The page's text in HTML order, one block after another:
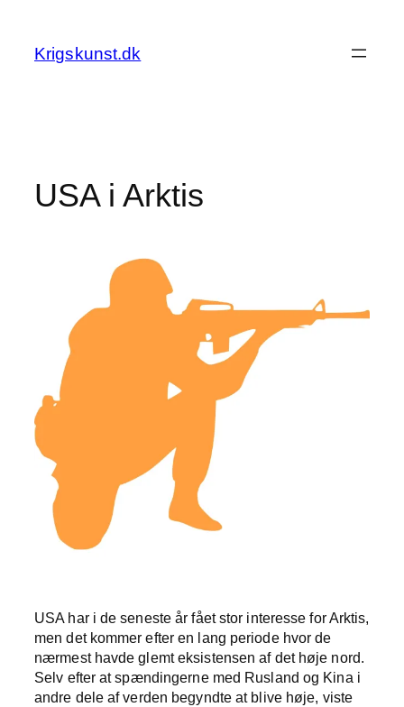
indhold
Krigskunst.dk
USA i Arktis
USA har i de seneste år fået stor interesse for Arktis,
men det kommer efter en lang periode hvor de
nærmest havde glemt eksistensen af det høje nord.
Selv efter at spændingerne med Rusland og Kina i
andre dele af verden begyndte at blive høje, viste